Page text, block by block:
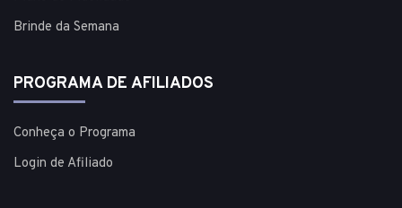
Brinde da Semana
PROGRAMA DE AFILIADOS
Conheça o Programa
Login de Afiliado